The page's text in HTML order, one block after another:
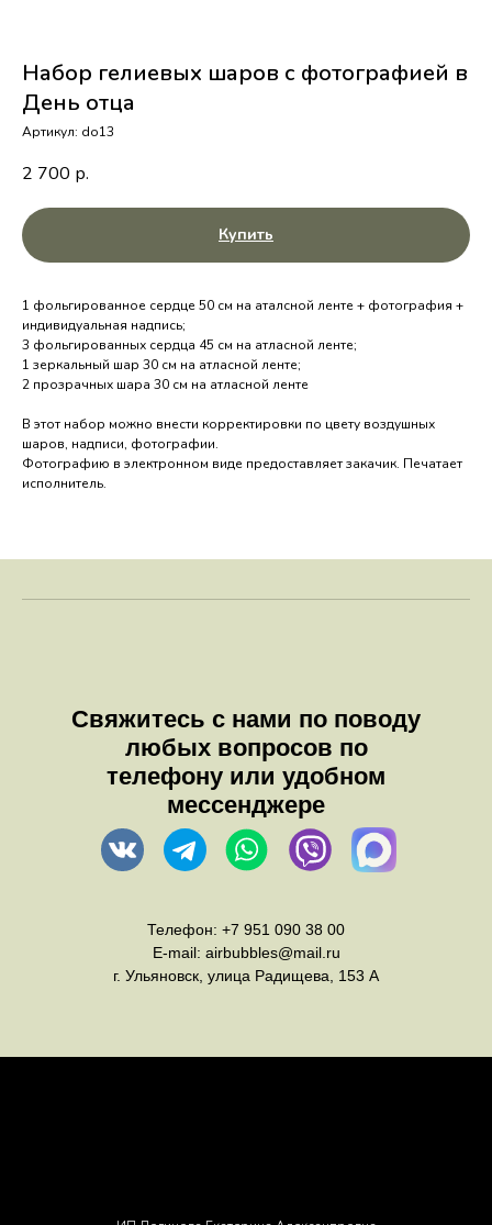
Набор гелиевых шаров с фотографией в
День отца
Артикул: do13
2 700 р.
Купить
1 фольгированное сердце 50 см на аталсной ленте + фотография +
индивидуальная надпись;
3 фольгированных сердца 45 см на атласной ленте;
1 зеркальный шар 30 см на атласной ленте;
2 прозрачных шара 30 см на атласной ленте
В этот набор можно внести корректировки по цвету воздушных
шаров, надписи, фотографии.
Фотографию в электронном виде предоставляет закачик. Печатает
исполнитель.
Свяжитесь с нами по поводу
любых вопросов по
телефону или удобном
мессенджере
Телефон: +7 951 090 38 00
E-mail: airbubbles@mail.ru
г. Ульяновск, улица Радищева, 153 А